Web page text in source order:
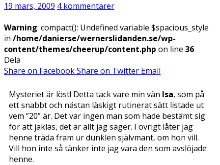
19 mars, 2009 4 kommentarer
Warning: compact(): Undefined variable $spacious_style
in /home/danierse/wernerslidanden.se/wp-
content/themes/cheerup/content.php on line 36
Dela
Share on FacebookShare on Twitter Email
Mysteriet är löst! Detta tack vare min vän Isa, som på
ett snabbt och nästan läskigt rutinerat sätt listade ut
vem ”20” är. Det var ingen man som hade bestämt sig
för att jäklas, det är allt jag säger. I övrigt låter jag
henne träda fram ur dunklen självmant, om hon vill.
Vill hon inte så tänker inte jag vara den som avslöjade
henne.